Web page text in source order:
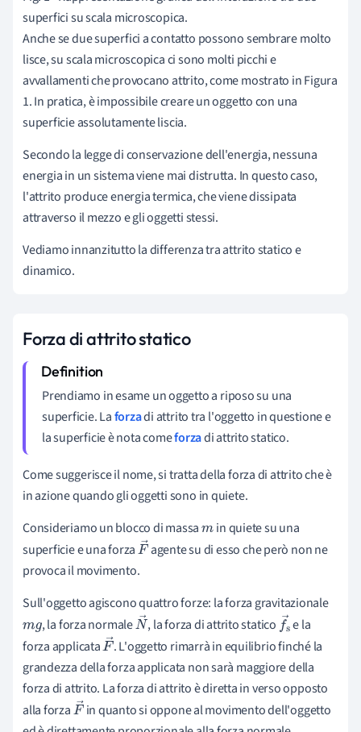
superfici su scala microscopica.
Anche se due superfici a contatto possono sembrare molto
lisce, su scala microscopica ci sono molti picchi e
avvallamenti che provocano attrito, come mostrato in Figura
1. In pratica, è impossibile creare un oggetto con una
superficie assolutamente liscia.
Secondo la legge di conservazione dell'energia, nessuna
energia in un sistema viene mai distrutta. In questo caso,
l'attrito produce energia termica, che viene dissipata
attraverso il mezzo e gli oggetti stessi.
Vediamo innanzitutto la differenza tra attrito statico e
dinamico.
Forza di attrito statico
Prendiamo in esame un oggetto a riposo su una
superficie. Laforzadi attrito tra l'oggetto in questione e
la superficie è nota comeforzadi attrito statico.
Come suggerisce il nome, si tratta della forza di attrito che è
in azione quando gli oggetti sono in quiete.
Consideriamo un blocco di massam in quiete su una
superficie e una forzaF
→
agente su di esso che però non ne
provoca il movimento.
Sull'oggetto agiscono quattro forze: la forza gravitazionale
mg, la forza normaleN
→
, la forza di attrito statico f→
s
e la
forza applicataF
→
. L'oggetto rimarrà in equilibrio finché la
grandezza della forza applicata non sarà maggiore della
forza di attrito. La forza di attritoè diretta in verso opposto
alla forzaF in quanto si oppone al movimento dell'oggetto